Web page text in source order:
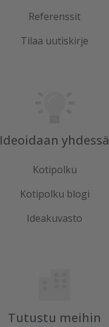
Referenssit
Tilaa uutiskirje
Ideoidaan yhdessä
Kotipolku
Kotipolku blogi
Ideakuvasto
Tutustu meihin